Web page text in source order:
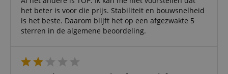
het beter is voor die prijs. Stabiliteit en bouwsnelheid
is het beste. Daarom blijft het op een afgezwakte 5
sterren in de algemene beoordeling.
session-id-apay
Amazon
.amazon.com
11 maanden
4 weken